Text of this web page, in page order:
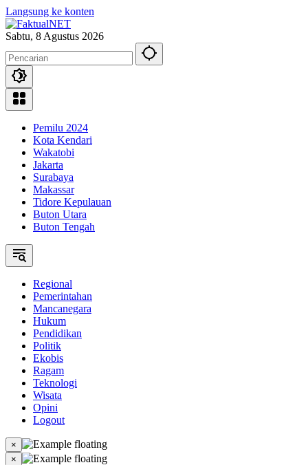
Langsung ke konten
Sabtu, 8 Agustus 2026
Pemilu 2024
Kota Kendari
Wakatobi
Jakarta
Surabaya
Makassar
Tidore Kepulauan
Buton Utara
Buton Tengah
Regional
Pemerintahan
Mancanegara
Hukum
Pendidikan
Politik
Ekobis
Ragam
Teknologi
Wisata
Opini
Logout
×
×